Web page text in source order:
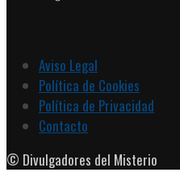
Aviso Legal
Política de Cookies
Política de Privacidad
Contacto
© Divulgadores del Misterio